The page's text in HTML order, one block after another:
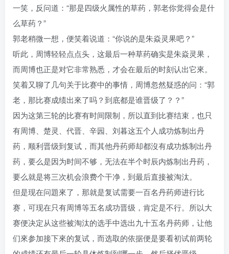
一笑，反问道：“那是四级火属性的草药，郭老你觉得会是什
么草药？”
郭老稍微一想，便笑着说道：“你说的是朱焱灵果吧？”
听此，周博轻轻点点头，这最后一种草药确实是朱焱灵果，
而周博也正是对它非常熟悉，才会在最后的时刻认出它來。
笑着又聊了几句关于比赛中的事情，周博忽然疑惑的问：“郭
老，那比赛成绩出來了吗？到底都是谁晋级了？？”
因为这第三轮的比赛有时间限制，所以直到比赛结束，也只
有周博、楚灵、代晋、辛园、刘暮这五个人成功炼制出丹
药，顺利晋级到复试，而其他丹药师却都沒有成功炼制出丹
药，要么是因为时间不够，无法在半个时辰内炼制出丹药，
要么就是将三次机会浪费个干净，到最后直接被淘汰。
但是现在问題來了，那就是复试需要一百名丹药师进行比
赛，可现在只有周博等五名成功晋级，肯定是不行。所以大
赛便决定从这些被淘汰的选手中选出九十五名丹药师，让他
们來参加接下來的复试，而选取的依据便是要看初试前两轮